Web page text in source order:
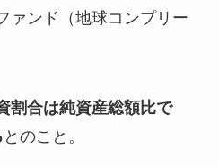
ンド（地球コンプリー
割合は純資産総額比で
とのこと。